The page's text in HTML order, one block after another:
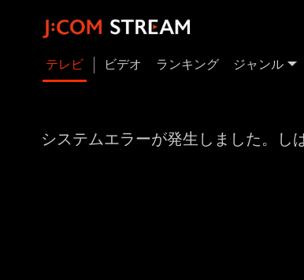
テレビ ビデオ ランキング ジャンル
システムエラーが発生しました。し